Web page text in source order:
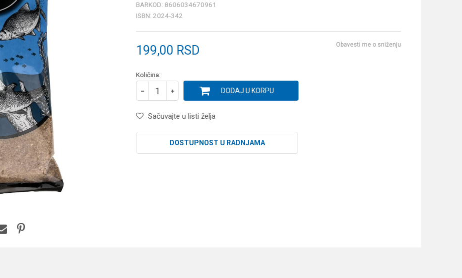
BARKOD: 8606034670961
ISBN: 2024-342
199,00 RSD Obavesti me o sniženju
Količina:
DODAJ U KORPU
Sačuvajte u listi želja
DOSTUPNOST U RADNJAMA